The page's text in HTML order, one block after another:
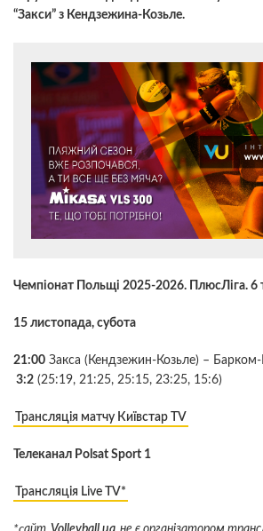
“Закси” з Кендзежина-Козьле.
Чемпіонат Польщі 2025-2026. ПлюсЛіга. 6
15 листопада, субота
21:00 Закса (Кендзежин-Козьле) –
3:2 (25:19, 21:25, 25:15, 23:25, 15:6)
Трансляція матчу Київстар TV
Телеканал Polsat Sport 1
Трансляція Live TV*